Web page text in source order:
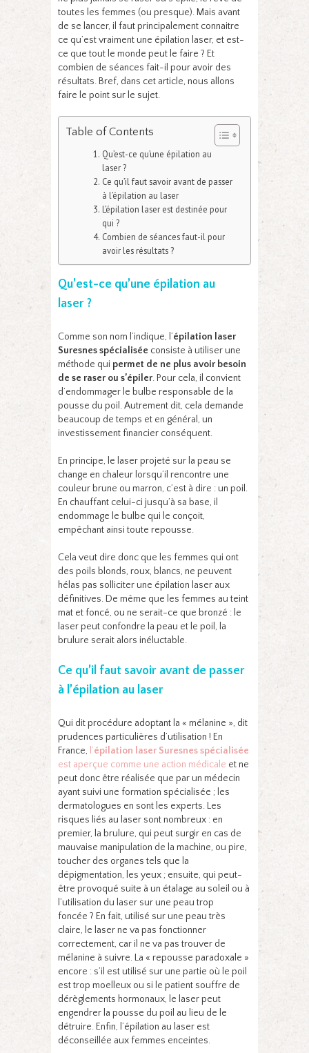
toutes les femmes (ou presque). Mais avant
de se lancer, il faut principalement connaitre
ce qu’est vraiment une épilation laser, et est-
ce que tout le monde peut le faire ? Et
combien de séances fait-il pour avoir des
résultats. Bref, dans cet article, nous allons
faire le point sur le sujet.
Table of Contents
Qu’est-ce qu’une épilation au
laser ?
Ce qu’il faut savoir avant de passer
à l’épilation au laser
L’épilation laser est destinée pour
qui ?
Combien de séances faut-il pour
avoir les résultats ?
Qu’est-ce qu’une épilation au
laser ?
Comme son nom l’indique, l’épilation laser
Suresnes spécialisée consiste à utiliser une
méthode qui permet de ne plus avoir besoin
de se raser ou s’épiler. Pour cela, il convient
d’endommager le bulbe responsable de la
pousse du poil. Autrement dit, cela demande
beaucoup de temps et en général, un
investissement financier conséquent.
En principe, le laser projeté sur la peau se
change en chaleur lorsqu’il rencontre une
couleur brune ou marron, c’est à dire : un poil.
En chauffant celui-ci jusqu’à sa base, il
endommage le bulbe qui le conçoit,
empêchant ainsi toute repousse.
Cela veut dire donc que les femmes qui ont
des poils blonds, roux, blancs, ne peuvent
hélas pas solliciter une épilation laser aux
définitives. De même que les femmes au teint
mat et foncé, ou ne serait-ce que bronzé : le
laser peut confondre la peau et le poil, la
brulure serait alors inéluctable.
Ce qu’il faut savoir avant de passer
à l’épilation au laser
Qui dit procédure adoptant la « mélanine », dit
prudences particulières d’utilisation ! En
France, l’épilation laser Suresnes spécialisée
est aperçue comme une action médicale et ne
peut donc être réalisée que par un médecin
ayant suivi une formation spécialisée ; les
dermatologues en sont les experts. Les
risques liés au laser sont nombreux : en
premier, la brulure, qui peut surgir en cas de
mauvaise manipulation de la machine, ou pire,
toucher des organes tels que la
dépigmentation, les yeux ; ensuite, qui peut-
être provoqué suite à un étalage au soleil ou à
l’utilisation du laser sur une peau trop
foncée ? En fait, utilisé sur une peau très
claire, le laser ne va pas fonctionner
correctement, car il ne va pas trouver de
mélanine à suivre. La « repousse paradoxale »
encore : s’il est utilisé sur une partie où le poil
est trop moelleux ou si le patient souffre de
dérèglements hormonaux, le laser peut
engendrer la pousse du poil au lieu de le
détruire. Enfin, l’épilation au laser est
déconseillée aux femmes enceintes.